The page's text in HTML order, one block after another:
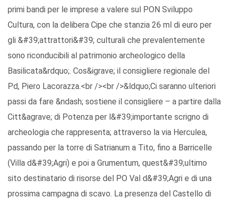
primi bandi per le imprese a valere sul PON Sviluppo
Cultura, con la delibera Cipe che stanzia 26 ml di euro per
gli &#39;attrattori&#39; culturali che prevalentemente
sono riconducibili al patrimonio archeologico della
Basilicata&rdquo;. Cos&igrave; il consigliere regionale del
Pd, Piero Lacorazza.<br /><br />&ldquo;Ci saranno ulteriori
passi da fare &ndash; sostiene il consigliere – a partire dalla
Citt&agrave; di Potenza per l&#39;importante scrigno di
archeologia che rappresenta; attraverso la via Herculea,
passando per la torre di Satrianum a Tito, fino a Barricelle
(Villa d&#39;Agri) e poi a Grumentum, quest&#39;ultimo
sito destinatario di risorse del PO Val d&#39;Agri e di una
prossima campagna di scavo. La presenza del Castello di